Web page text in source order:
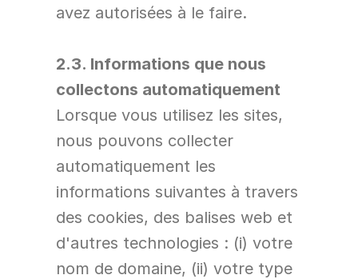
avez autorisées à le faire.
2.3. Informations que nous
collectons automatiquement
Lorsque vous utilisez les sites,
nous pouvons collecter
automatiquement les
informations suivantes à travers
des cookies, des balises web et
d'autres technologies : (i) votre
nom de domaine, (ii) votre type